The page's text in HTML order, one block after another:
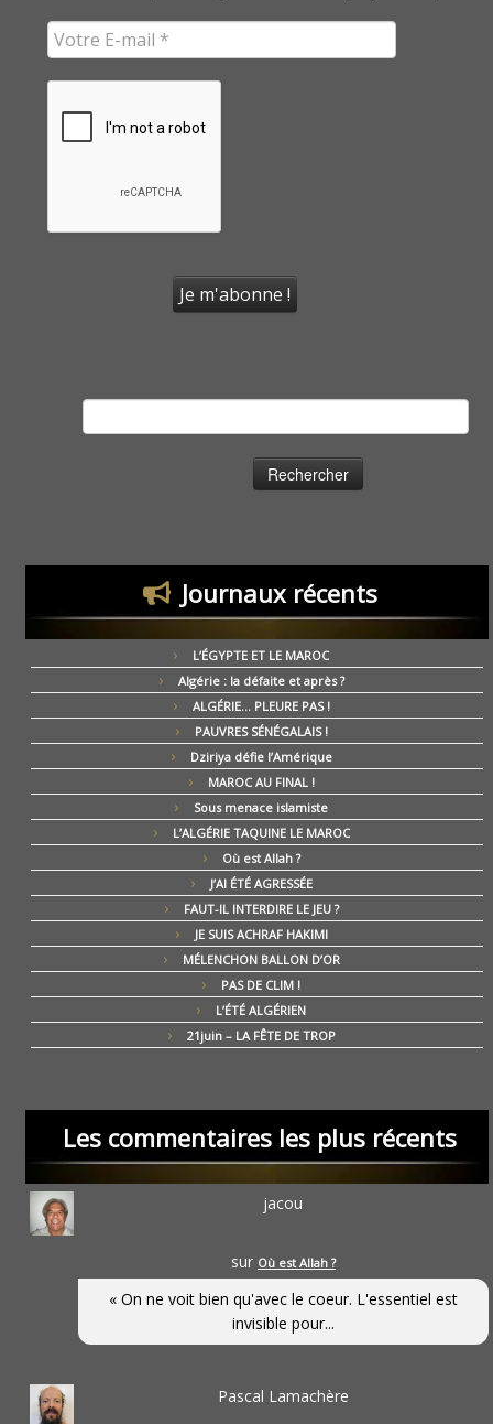
Journaux récents
L’ÉGYPTE ET LE MAROC
Algérie : la défaite et après ?
ALGÉRIE… PLEURE PAS !
PAUVRES SÉNÉGALAIS !
Dziriya défie l’Amérique
MAROC AU FINAL !
Sous menace islamiste
L’ALGÉRIE TAQUINE LE MAROC
Où est Allah ?
J’AI ÉTÉ AGRESSÉE
FAUT-IL INTERDIRE LE JEU ?
JE SUIS ACHRAF HAKIMI
MÉLENCHON BALLON D’OR
PAS DE CLIM !
L’ÉTÉ ALGÉRIEN
21juin – LA FÊTE DE TROP
Les commentaires les plus récents
jacou
sur Où est Allah ?
« On ne voit bien qu'avec le coeur. L'essentiel est
invisible pour...
Pascal Lamachère